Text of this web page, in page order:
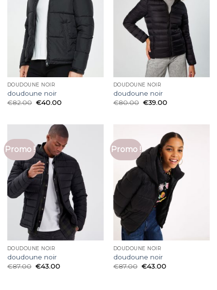
DOUDOUNE NOIR
doudoune noir
€82.00 €40.00
DOUDOUNE NOIR
doudoune noir
€80.00 €39.00
Promo !
DOUDOUNE NOIR
doudoune noir
€87.00 €43.00
Promo !
DOUDOUNE NOIR
doudoune noir
€87.00 €43.00